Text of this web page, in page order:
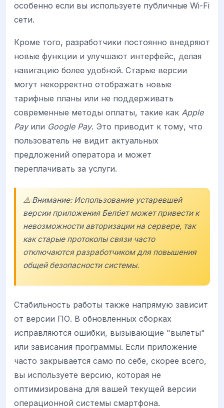
особенно если вы используете публичные Wi-Fi
сети.
Кроме того, разработчики постоянно внедряют
новые функции и улучшают интерфейс, делая
навигацию более удобной. Старые версии
могут некорректно отображать новые
тарифные планы или не поддерживать
современные методы оплаты, такие как Apple
Payили Google Pay. Это приводит к тому, что
пользователь не видит актуальных
предложений оператора и может
переплачивать за услуги.
⚠️ Внимание: Использование устаревшей
версии приложения Белбет может привести к
невозможности авторизации на сервере, так
как старые протоколы связи часто
отключаются разработчиком для повышения
общей безопасности системы.
Стабильность работы также напрямую зависит
от версии ПО. В обновленных сборках
исправляются ошибки, вызывающие "вылеты"
или зависания программы. Если приложение
часто закрывается само по себе, скорее всего,
вы используете версию, которая не
оптимизирована для вашей текущей версии
операционной системы смартфона.